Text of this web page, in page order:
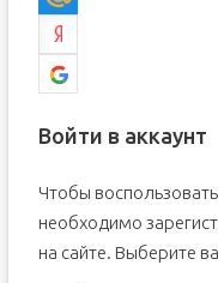
Войти в аккаунт
Чтобы
необходимо
на сайте. Выберите